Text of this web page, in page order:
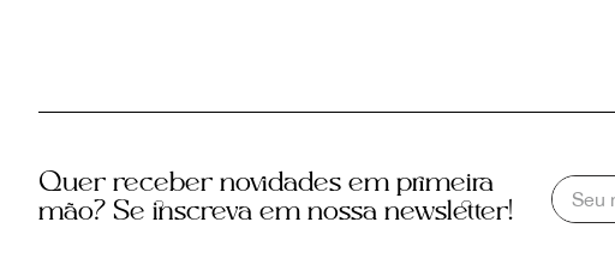
Quer receber novidades em primeira
mão? Se inscreva em nossa newsletter!